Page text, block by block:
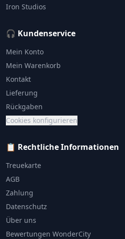
Iron Studios
🎧 Kundenservice
Mein Konto
Mein Warenkorb
Kontakt
Lieferung
Rückgaben
Cookies konfigurieren
📋 Rechtliche Informationen
Treuekarte
AGB
Zahlung
Datenschutz
Über uns
Bewertungen WonderCity